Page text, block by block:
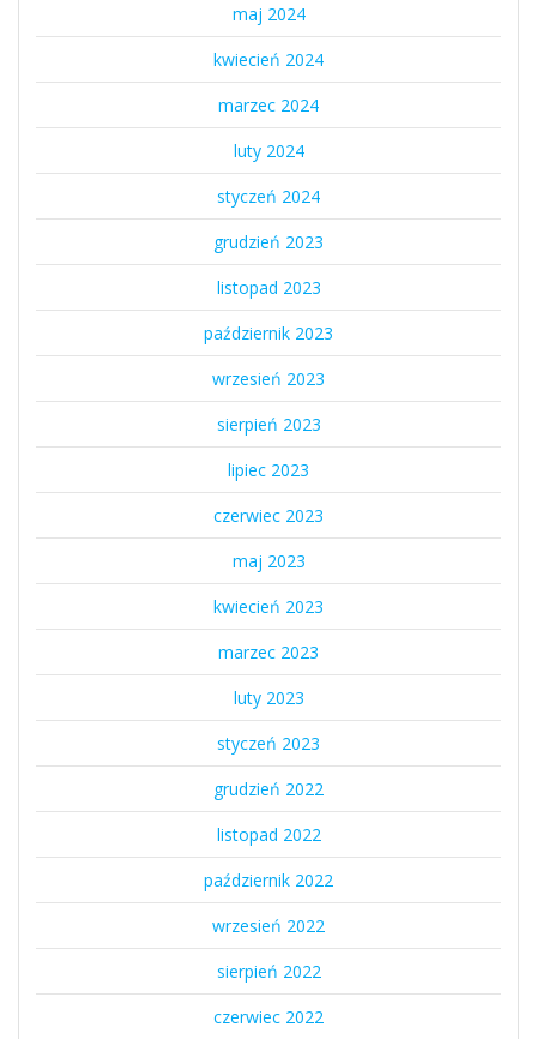
maj 2024
kwiecień 2024
marzec 2024
luty 2024
styczeń 2024
grudzień 2023
listopad 2023
październik 2023
wrzesień 2023
sierpień 2023
lipiec 2023
czerwiec 2023
maj 2023
kwiecień 2023
marzec 2023
luty 2023
styczeń 2023
grudzień 2022
listopad 2022
październik 2022
wrzesień 2022
sierpień 2022
czerwiec 2022